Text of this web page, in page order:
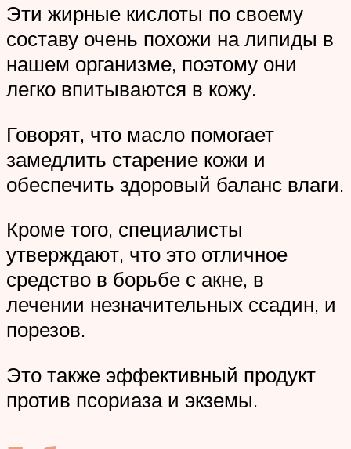
Эти жирные кислоты по своему
составу очень похожи на липиды в
нашем организме, поэтому они
легко впитываются в кожу.
Говорят, что масло помогает
замедлить старение кожи и
обеспечить здоровый баланс влаги.
Кроме того, специалисты
утверждают, что это отличное
средство в борьбе с акне, в
лечении незначительных ссадин, и
порезов.
Это также эффективный продукт
против псориаза и экземы.